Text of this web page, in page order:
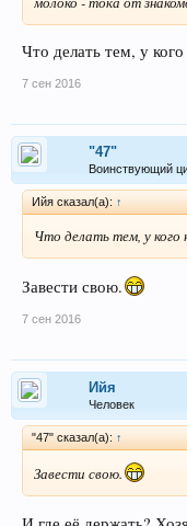
Что делать тем, у
7 сен 2016
"47"
Воинствующий
Ийя сказал(а): ↑
Что делать тем, у кого
Завести свою.
7 сен 2016
Ийя
Человек
"47" сказал(а): ↑
Завести свою.